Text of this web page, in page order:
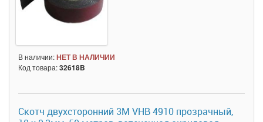
В наличии:НЕТ В НАЛИЧИИ
Код товара:32618B
Скотч двухсторонний 3М VHB 4910 прозрачный,